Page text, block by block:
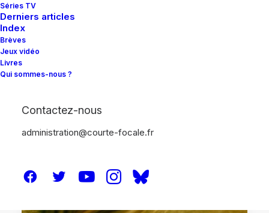
Séries TV
Derniers articles
Index
Brèves
Jeux vidéo
Livres
Qui sommes-nous ?
Contactez-nous
administration@courte-focale.fr